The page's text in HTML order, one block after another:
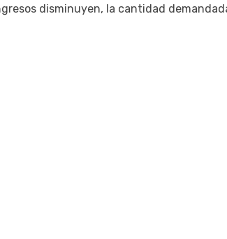
disminuyen, la cantidad